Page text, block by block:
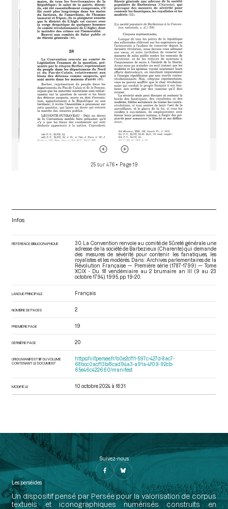
25 sur 476 • Page 19
Infos
RÉFÉRENCE BIBLIOGRAPHIQUE
30. La Convention renvoie au comité de Sûreté générale une
adresse de la société de Barbezieux (Charente) qui demande
des mesures de sévérité pour contenir les fanatiques, les
royalistes et les modérés. Dans : Archives parlementaires de la
Révolution Française — Première série (1787-1799) — Tome
XCIX - Du 18 vendémiaire au 2 brumaire an III (9 au 23
octobre 1794) . 1995. pp. 19-20.
LANGUE PRINCIPALE Français
NOMBRE DE PAGES 2
PREMIÈRE PAGE 19
DERNIÈRE PAGE 20
URI DU MANIFEST IIIF DU VOLUME
CONTENANT LE DOCUMENT
https://iiif.persee.fr/b0e2cf11-597c-427d-8ac7-
68bcc0acf13b/8cad94a3-a91a-4f09-92cb-
65e46c422660/manifest
MODIFIÉ LE 10 octobre 2024 à 18:31
Suivez-nous
Les perséides
Un dispositif pensé par Persée pour la valorisation de corpus
textuels et iconographiques numérisés construits en